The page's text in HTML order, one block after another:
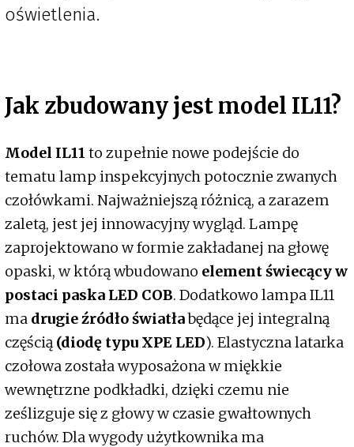
oświetlenia.
Jak zbudowany jest model IL11?
Model IL11 to zupełnie nowe podejście do
tematu lamp inspekcyjnych potocznie zwanych
czołówkami. Najważniejszą różnicą, a zarazem
zaletą, jest jej innowacyjny wygląd. Lampę
zaprojektowano w formie zakładanej na głowę
opaski, w którą wbudowano element świecący w
postaci paska LED COB. Dodatkowo lampa IL11
ma drugie źródło światłabędące jej integralną
częścią (diodę typu XPE LED). Elastyczna latarka
czołowa została wyposażona w miękkie
wewnętrzne podkładki, dzięki czemu nie
ześlizguje się z głowy w czasie gwałtownych
ruchów. Dla wygody użytkownika ma